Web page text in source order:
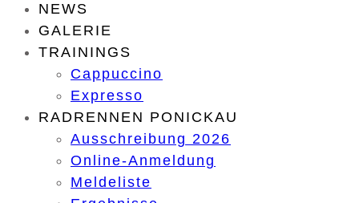
NEWS
GALERIE
TRAININGS
Cappuccino
Expresso
RADRENNEN PONICKAU
Ausschreibung 2026
Online-Anmeldung
Meldeliste